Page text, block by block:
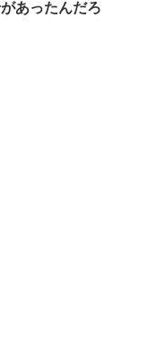
あったんだろ